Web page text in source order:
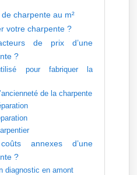
charpente au m²
votre charpente ?
de prix d’une
?
pour fabriquer la
de la charpente
annexes d’une
?
diagnostic en amont